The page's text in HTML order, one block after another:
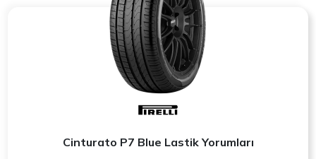
Cinturato P7 Blue Lastik Yorumları